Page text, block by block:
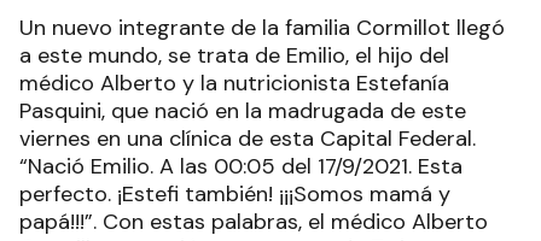
Un nuevo integrante de la familia Cormillot llegó
a este mundo, se trata de Emilio, el hijo del
médico Alberto y la nutricionista Estefanía
Pasquini, que nació en la madrugada de este
viernes en una clínica de esta Capital Federal.
“Nació Emilio. A las 00:05 del 17/9/2021. Esta
perfecto. ¡Estefi también! ¡¡¡Somos mamá y
papá!!!”. Con estas palabras, el médico Alberto